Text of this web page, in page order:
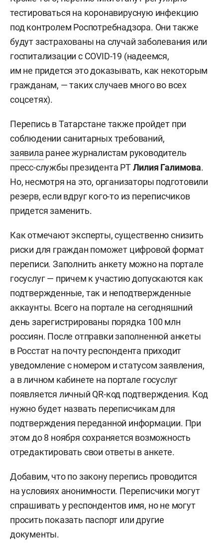
тестироваться на коронавирусную инфекцию
под контролем Роспотребнадзора. Они также
будут застрахованы на случай заболевания или
госпитализации с COVID-19 (надеемся,
им не придется это доказывать, как некоторым
гражданам, — таких случаев много во всех
соцсетях).
Перепись в Татарстане также пройдет при
соблюдении санитарных требований,
заявила ранее журналистам руководитель
пресс-службы президента РТЛилия Галимова.
Но, несмотря на это, организаторы подготовили
резерв, если вдруг кого-то из переписчиков
придется заменить.
Как отмечают эксперты, существенно снизить
риски для граждан поможет цифровой формат
переписи. Заполнить анкету можно на портале
госуслуг — причем к участию допускаются как
подтвержденные, так и неподтвержденные
аккаунты. Всего на портале на сегодняшний
день зарегистрированы порядка 100 млн
россиян. После отправки заполненной анкеты
в Росстат на почту респондента приходит
уведомление с номером и статусом заявления,
а в личном кабинете на портале госуслуг
появляется личный QR-код подтверждения. Код
нужно будет назвать переписчикам для
подтверждения переданной информации. При
этом до 8 ноября сохраняется возможность
отредактировать свои ответы в анкете.
Добавим, что по закону перепись проводится
на условиях анонимности. Переписчики могут
спрашивать у респондентов имя, но не могут
просить показать паспорт или другие
документы.